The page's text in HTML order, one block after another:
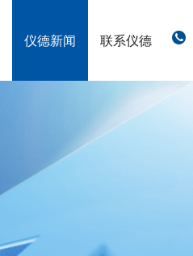
仪德新闻 联系仪德